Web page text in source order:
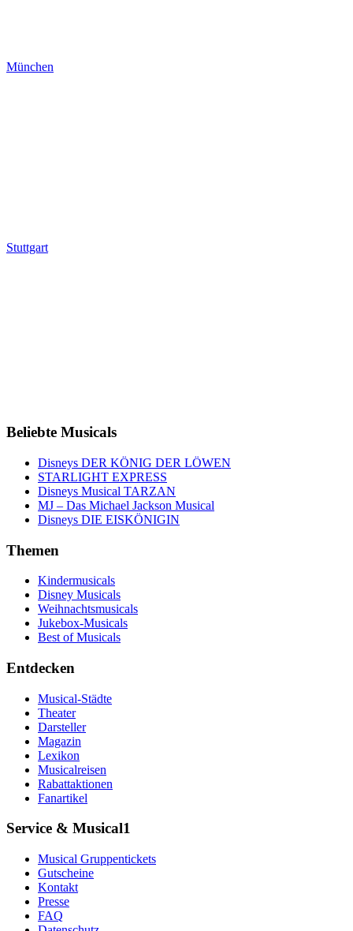
München
Stuttgart
Beliebte Musicals
Disneys DER KÖNIG DER LÖWEN
STARLIGHT EXPRESS
Disneys Musical TARZAN
MJ – Das Michael Jackson Musical
Disneys DIE EISKÖNIGIN
Themen
Kindermusicals
Disney Musicals
Weihnachtsmusicals
Jukebox-Musicals
Best of Musicals
Entdecken
Musical-Städte
Theater
Darsteller
Magazin
Lexikon
Musicalreisen
Rabattaktionen
Fanartikel
Service & Musical1
Musical Gruppentickets
Gutscheine
Kontakt
Presse
FAQ